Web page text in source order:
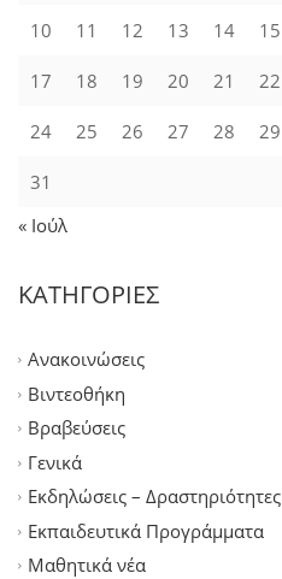
10 11 12 13 14 15
17 18 19 20 21 22
24 25 26 27 28 29
31
« Ιούλ
ΚΑΤΗΓΟΡΙΕΣ
Ανακοινώσεις
Βιντεοθήκη
Βραβεύσεις
Γενικά
Εκδηλώσεις – Δραστηριότητες
Εκπαιδευτικά Προγράμματα
Μαθητικά νέα